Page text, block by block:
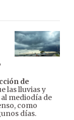
de
las lluvias y
mediodía de
como
días.